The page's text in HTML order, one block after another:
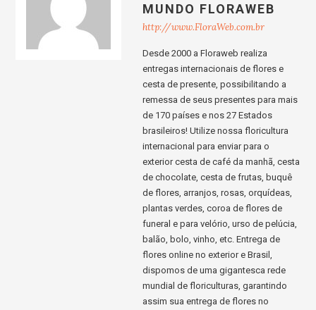
MUNDO FLORAWEB
http://www.FloraWeb.com.br
Desde 2000 a Floraweb realiza
entregas internacionais de flores e
cesta de presente, possibilitando a
remessa de seus presentes para mais
de 170 países e nos 27 Estados
brasileiros! Utilize nossa floricultura
internacional para enviar para o
exterior cesta de café da manhã, cesta
de chocolate, cesta de frutas, buquê
de flores, arranjos, rosas, orquídeas,
plantas verdes, coroa de flores de
funeral e para velório, urso de pelúcia,
balão, bolo, vinho, etc. Entrega de
flores online no exterior e Brasil,
dispomos de uma gigantesca rede
mundial de floriculturas, garantindo
assim sua entrega de flores no